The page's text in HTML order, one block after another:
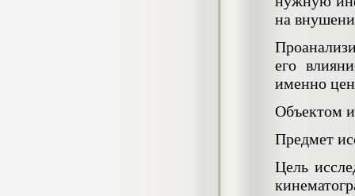
на
его
именно
Объектом
Предмет
Цель